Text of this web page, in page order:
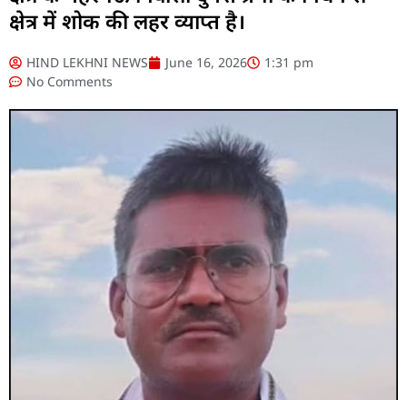
क्षेत्र में शोक की लहर व्याप्त है।
HIND LEKHNI NEWS June 16, 2026
1:31 pm
No Comments